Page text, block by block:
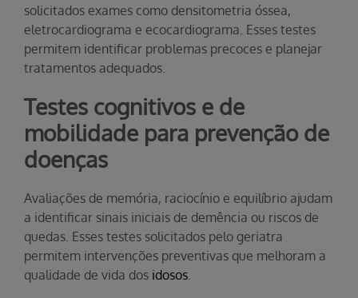
solicitados exames como densitometria óssea,
eletrocardiograma e ecocardiograma. Esses testes
permitem identificar problemas precoces e planejar
tratamentos adequados.
Testes cognitivos e de
mobilidade para prevenção de
doenças
Avaliações de memória, raciocínio e equilíbrio ajudam
a identificar sinais iniciais de demência ou riscos de
quedas. Esses testes solicitados pelo geriatra
permitem intervenções preventivas que melhoram a
qualidade de vida dos idosos.